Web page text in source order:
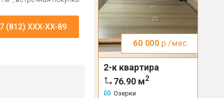
(812) XXX-XX-89
60 000 р./мес.
2-к квартира
76.90 м2
Озерки